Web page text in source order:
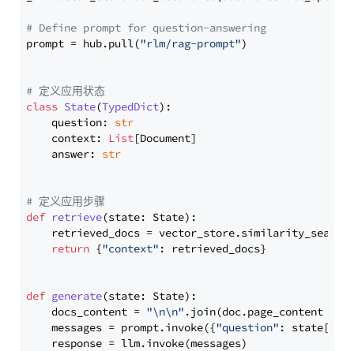
# Define prompt for question-answering
prompt = hub.pull("rlm/rag-prompt")
# 定义应用状态
class State(TypedDict):
    question:
str
    context:
List[Document]
    answer:
str
# 定义应用步骤
def retrieve(state: State):
retrieved_docs =
return {"context" : retrieved_docs}
def generate(state: State):
    docs_content =
"\n\n" .join(doc.page_content
    messages = prompt.invoke({
"question" : state[
    response = llm.invoke(messages)